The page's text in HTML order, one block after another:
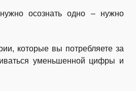
осознать одно – нужно
которые вы потребляете за
уменьшенной цифры и